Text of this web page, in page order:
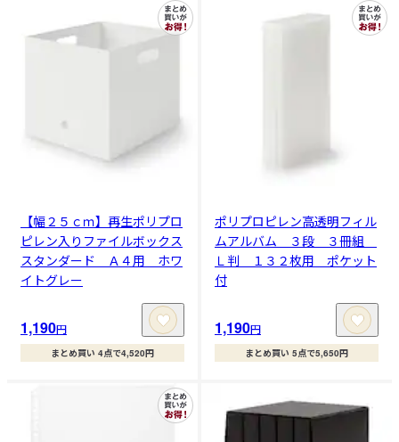
【幅２５ｃｍ】再生ポリプロ
ピレン入りファイルボックス
スタンダード Ａ４用 ホワ
イトグレー
1,190円
まとめ買い 4点で4,520円
ポリプロピレン高透明フィル
ムアルバム ３段 ３冊組
Ｌ判 １３２枚用 ポケット
付
1,190円
まとめ買い 5点で5,650円